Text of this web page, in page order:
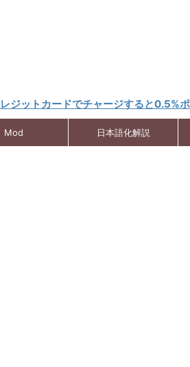
ジットカードでチャージすると0.5%ポ
Mod 日本語化解説